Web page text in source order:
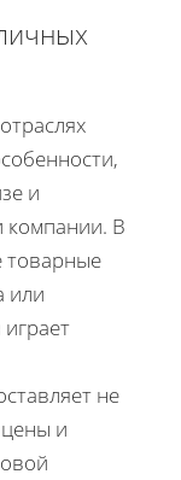
и
компании. В
товарные
или
не
и